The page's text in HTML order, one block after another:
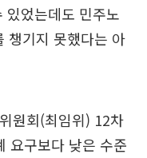
있었는데도 민주노
챙기지 못했다는 아
원회(최임위) 12차
요구보다 낮은 수준